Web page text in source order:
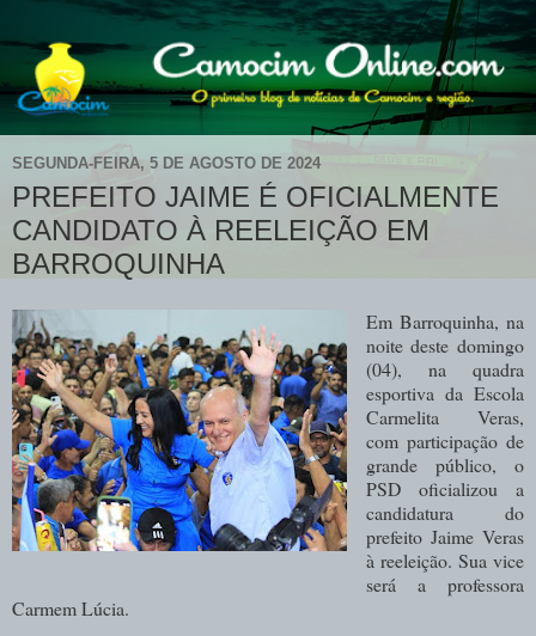
SEGUNDA-FEIRA, 5 DE AGOSTO DE 2024
PREFEITO JAIME É OFICIALMENTE
CANDIDATO À REELEIÇÃO EM
BARROQUINHA
Em Barroquinha, na
noite deste domingo
(04), na quadra
esportiva da Escola
Carmelita Veras,
com participação de
grande público, o
PSD oficializou a
candidatura do
prefeito Jaime Veras
à reeleição. Sua vice
será a professora
Carmem Lúcia.